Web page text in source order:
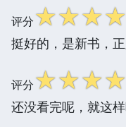
评分☆☆☆☆
挺好的，是新书，
评分☆☆☆☆
还没看完呢，就这